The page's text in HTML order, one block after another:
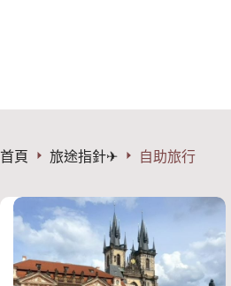
首頁 旅途指針✈︎ 自助旅行